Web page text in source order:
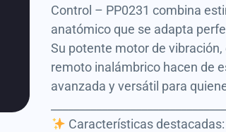
Control – PP0231 combina
anatómico que se adapta
Su potente motor de
remoto inalámbrico hacen de
avanzada y versátil para
Características destacadas: